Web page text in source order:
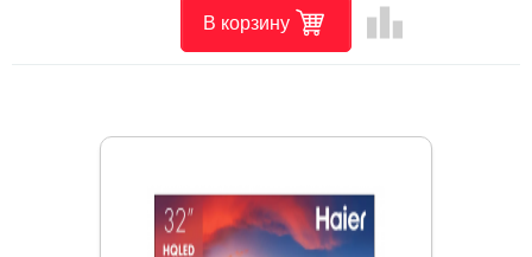
В корзину leaderboard